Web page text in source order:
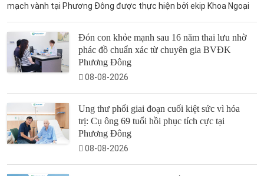
mạch vành tại Phương Đông được thực hiện bởi ekip Khoa Ngoại
Đón con khỏe mạnh sau 16 năm thai lưu nhờ
phác đồ chuẩn xác từ chuyên gia BVĐK
Phương Đông
08-08-2026
Ung thư phổi giai đoạn cuối kiệt sức vì hóa
trị: Cụ ông 69 tuổi hồi phục tích cực tại
Phương Đông
08-08-2026